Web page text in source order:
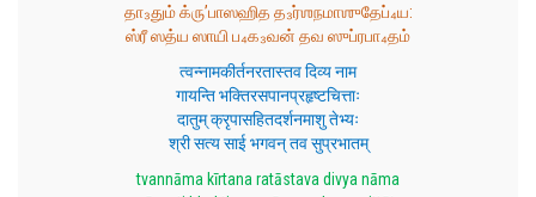
தா₃தும் க்ரு’பாஸஹித த₃ர்ஶநமாஶுதேப்₄ய:
ஸ்ரீ ஸத்ய ஸாயி ப₄க₃வன் தவ ஸுப்ரபா₄தம்
त्वन्नामकीर्तनरतास्तव दिव्य नाम
गायन्ति भक्तिरसपानप्रहृष्टचित्ताः
दातुम् क्रृपासहितदर्शनमाशु तेभ्यः
श्री सत्य साई भगवन् तव सुप्रभातम्
tvannāma kīrtana ratāstava divya nāma